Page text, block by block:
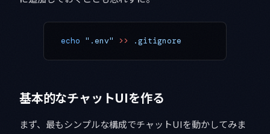
echo ".env" >> .gitignore
基本的なチャットUIを作る
まず、最もシンプルな構成でチャットUIを動かしてみま